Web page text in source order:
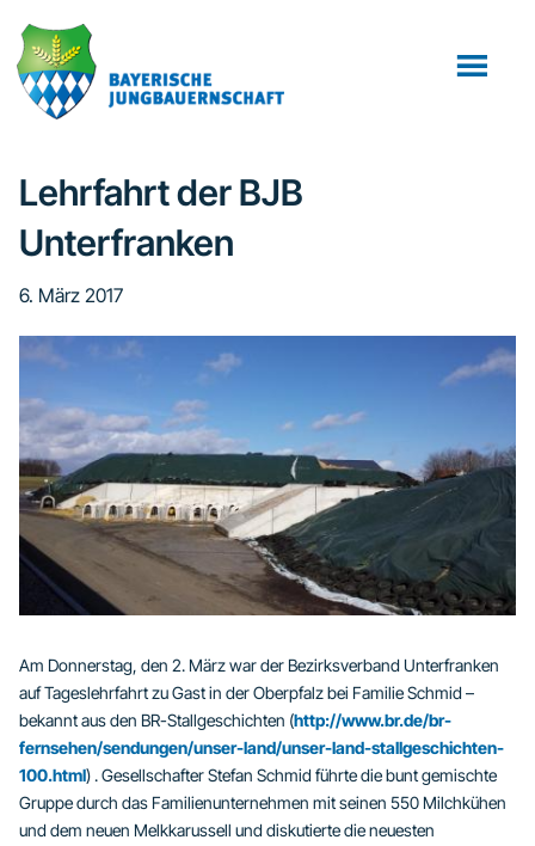
Inhalt
springen
Seitenspalte
springen
Fußzeile
springen
Lehrfahrt der BJB
Unterfranken
6. März 2017
Am Donnerstag, den 2. März war der Bezirksverband Unterfranken
auf Tageslehrfahrt zu Gast in der Oberpfalz bei Familie Schmid –
bekannt aus den BR-Stallgeschichten (http://www.br.de/br-
fernsehen/sendungen/unser-land/unser-land-stallgeschichten-
100.html) . Gesellschafter Stefan Schmid führte die bunt gemischte
Gruppe durch das Familienunternehmen mit seinen 550 Milchkühen
und dem neuen Melkkarussell und diskutierte die neuesten